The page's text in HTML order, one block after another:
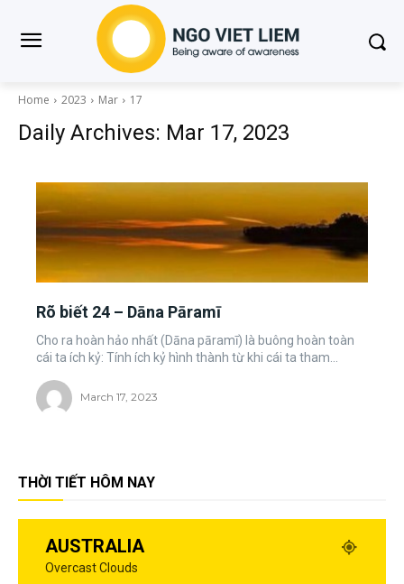
Home 2023 Mar 17
Daily Archives: Mar 17, 2023
Rõ biết 24 – Dāna Pāramī
Cho ra hoàn hảo nhất (Dāna pāramī) là buông hoàn toàn
cái ta ích kỷ: Tính ích kỷ hình thành từ khi cái ta tham...
March 17, 2023
THỜI TIẾT HÔM NAY
AUSTRALIA
Overcast Clouds